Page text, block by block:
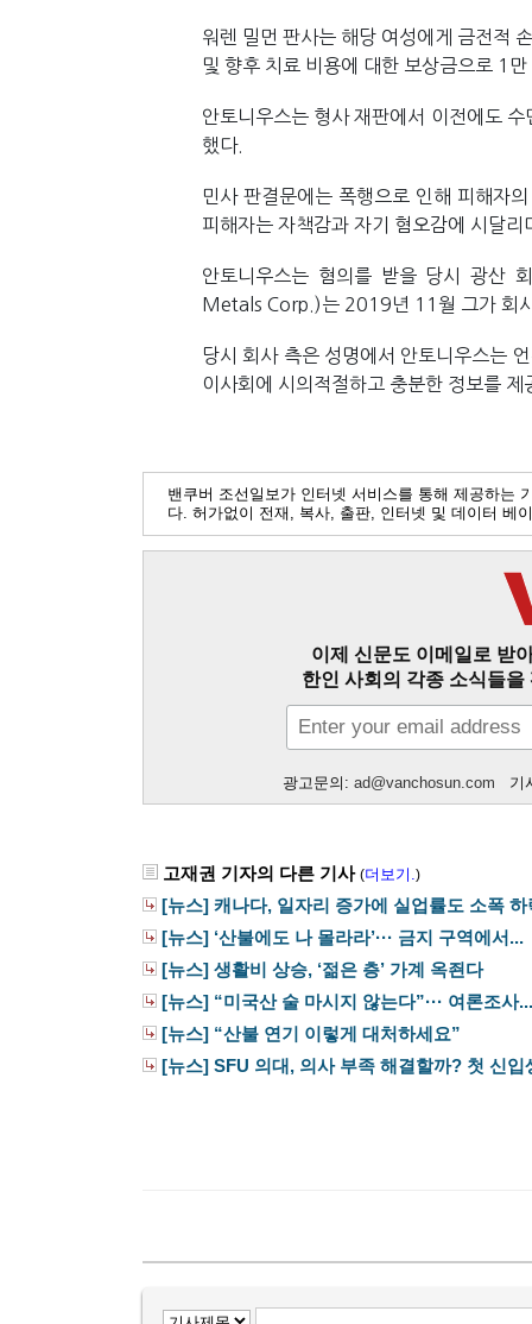
워렌 밀먼 판사는 해당 여성에게 금전적
및 향후 치료 비용에 대한 보상금으로 1
안토니우스는 형사 재판에서 이전에도
했다.
민사 판결문에는 폭행으로 인해 피해자
피해자는 자책감과 자기 혐오감에 시달
안토니우스는 혐의를 받을 당시 광산
Metals Corp.)는 2019년 11월 그가 회
당시 회사 측은 성명에서 안토니우스는
이사회에 시의적절하고 충분한 정보를
밴쿠버 조선일보가 인터넷 서비스를 통해 제공하는
다. 허가없이 전재, 복사, 출판, 인터넷 및 데이터 베
이제 신문도 이메일로 받
한인 사회의 각종 소식들
광고문의: ad@vanchosun.com 기
고재권 기자의 다른 기사 (더보기.)
[뉴스] 캐나다, 일자리 증가에 실업률도 소폭 하
[뉴스] ‘산불에도 나 몰라라’··· 금지 구역에서...
[뉴스] 생활비 상승, ‘젊은 층’ 가계 옥죈다
[뉴스] “미국산 술 마시지 않는다”··· 여론조사...
[뉴스] “산불 연기 이렇게 대처하세요”
[뉴스] SFU 의대, 의사 부족 해결할까? 첫 신입